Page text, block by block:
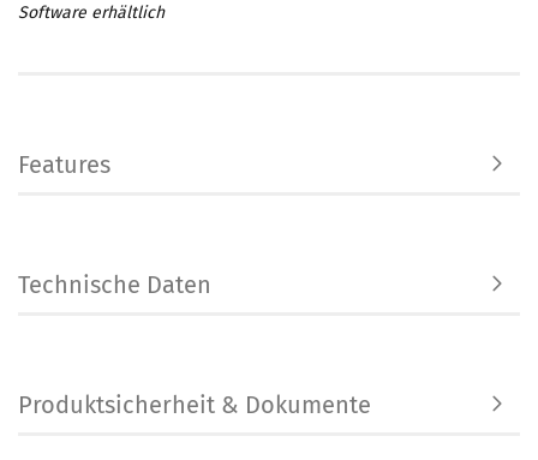
Software erhältlich
Features
Technische Daten
Produktsicherheit & Dokumente